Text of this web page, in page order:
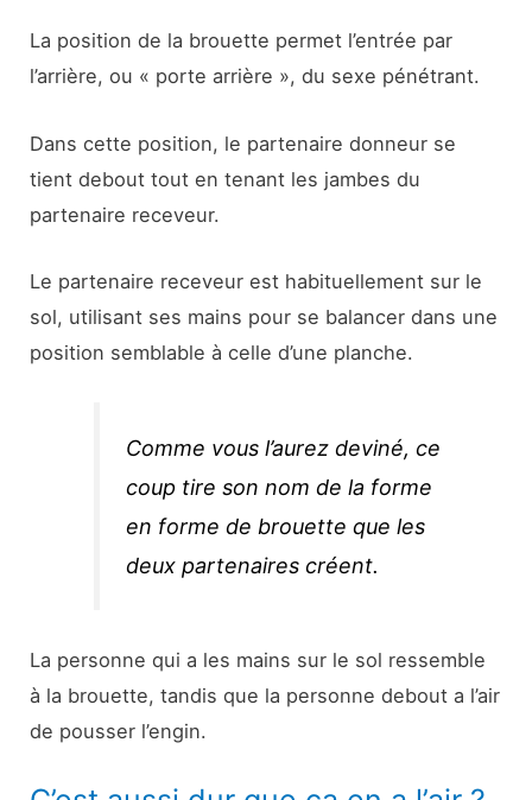
La position de la brouette permet l’entrée par
l’arrière, ou « porte arrière », du sexe pénétrant.
Dans cette position, le partenaire donneur se
tient debout tout en tenant les jambes du
partenaire receveur.
Le partenaire receveur est habituellement sur le
sol, utilisant ses mains pour se balancer dans une
position semblable à celle d’une planche.
Comme vous l’aurez deviné, ce
coup tire son nom de la forme
en forme de brouette que les
deux partenaires créent.
La personne qui a les mains sur le sol ressemble
à la brouette, tandis que la personne debout a l’air
de pousser l’engin.